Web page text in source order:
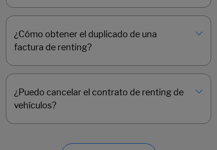
¿Cómo obtener el duplicado de una
factura de renting?
¿Puedo cancelar el contrato de renting de
vehículos?